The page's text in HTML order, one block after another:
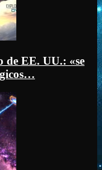
de EE. UU.: «se